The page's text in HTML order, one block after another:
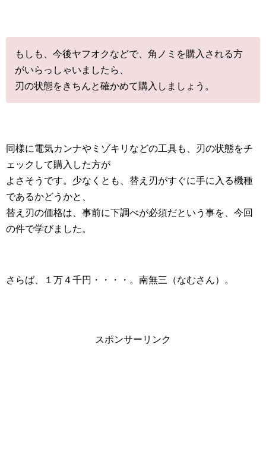
もしも、今後ヤフオクなどで、角ノミを購入される方
がいらっしゃいましたら、
刃の状態をきちんと確かめて購入しましょう。
同様に電気カンナやミゾキリなどの工具も、刃の状態をチ
ェックして購入した方が
よさそうです。少なくとも、替え刃がすぐに手に入る機種
であるかどうかと、
替え刃の価格は、事前に下調べが必須だという事を、今回
の件で学びました。
さらば、１万４千円・・・・。南無三（なむさん）。
スポンサーリンク